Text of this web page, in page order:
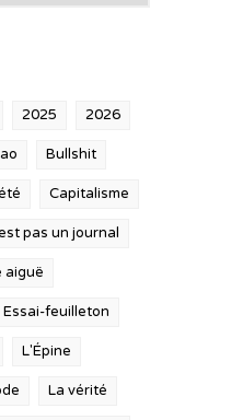
2025 2026
Bullshit
Capitalisme
pas un journal
aiguë
Essai-feuilleton
L'Épine
La vérité